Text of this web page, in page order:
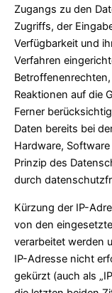
Zugangs zu den
Zugriffs, der
Verfügbarkeit und
Verfahren
Reaktionen auf die
Ferner
Daten bereits bei
Hardware,
Prinzip des
durch
Kürzung der IP-
von den
verarbeitet werden
IP-Adresse nicht
gekürzt (auch als